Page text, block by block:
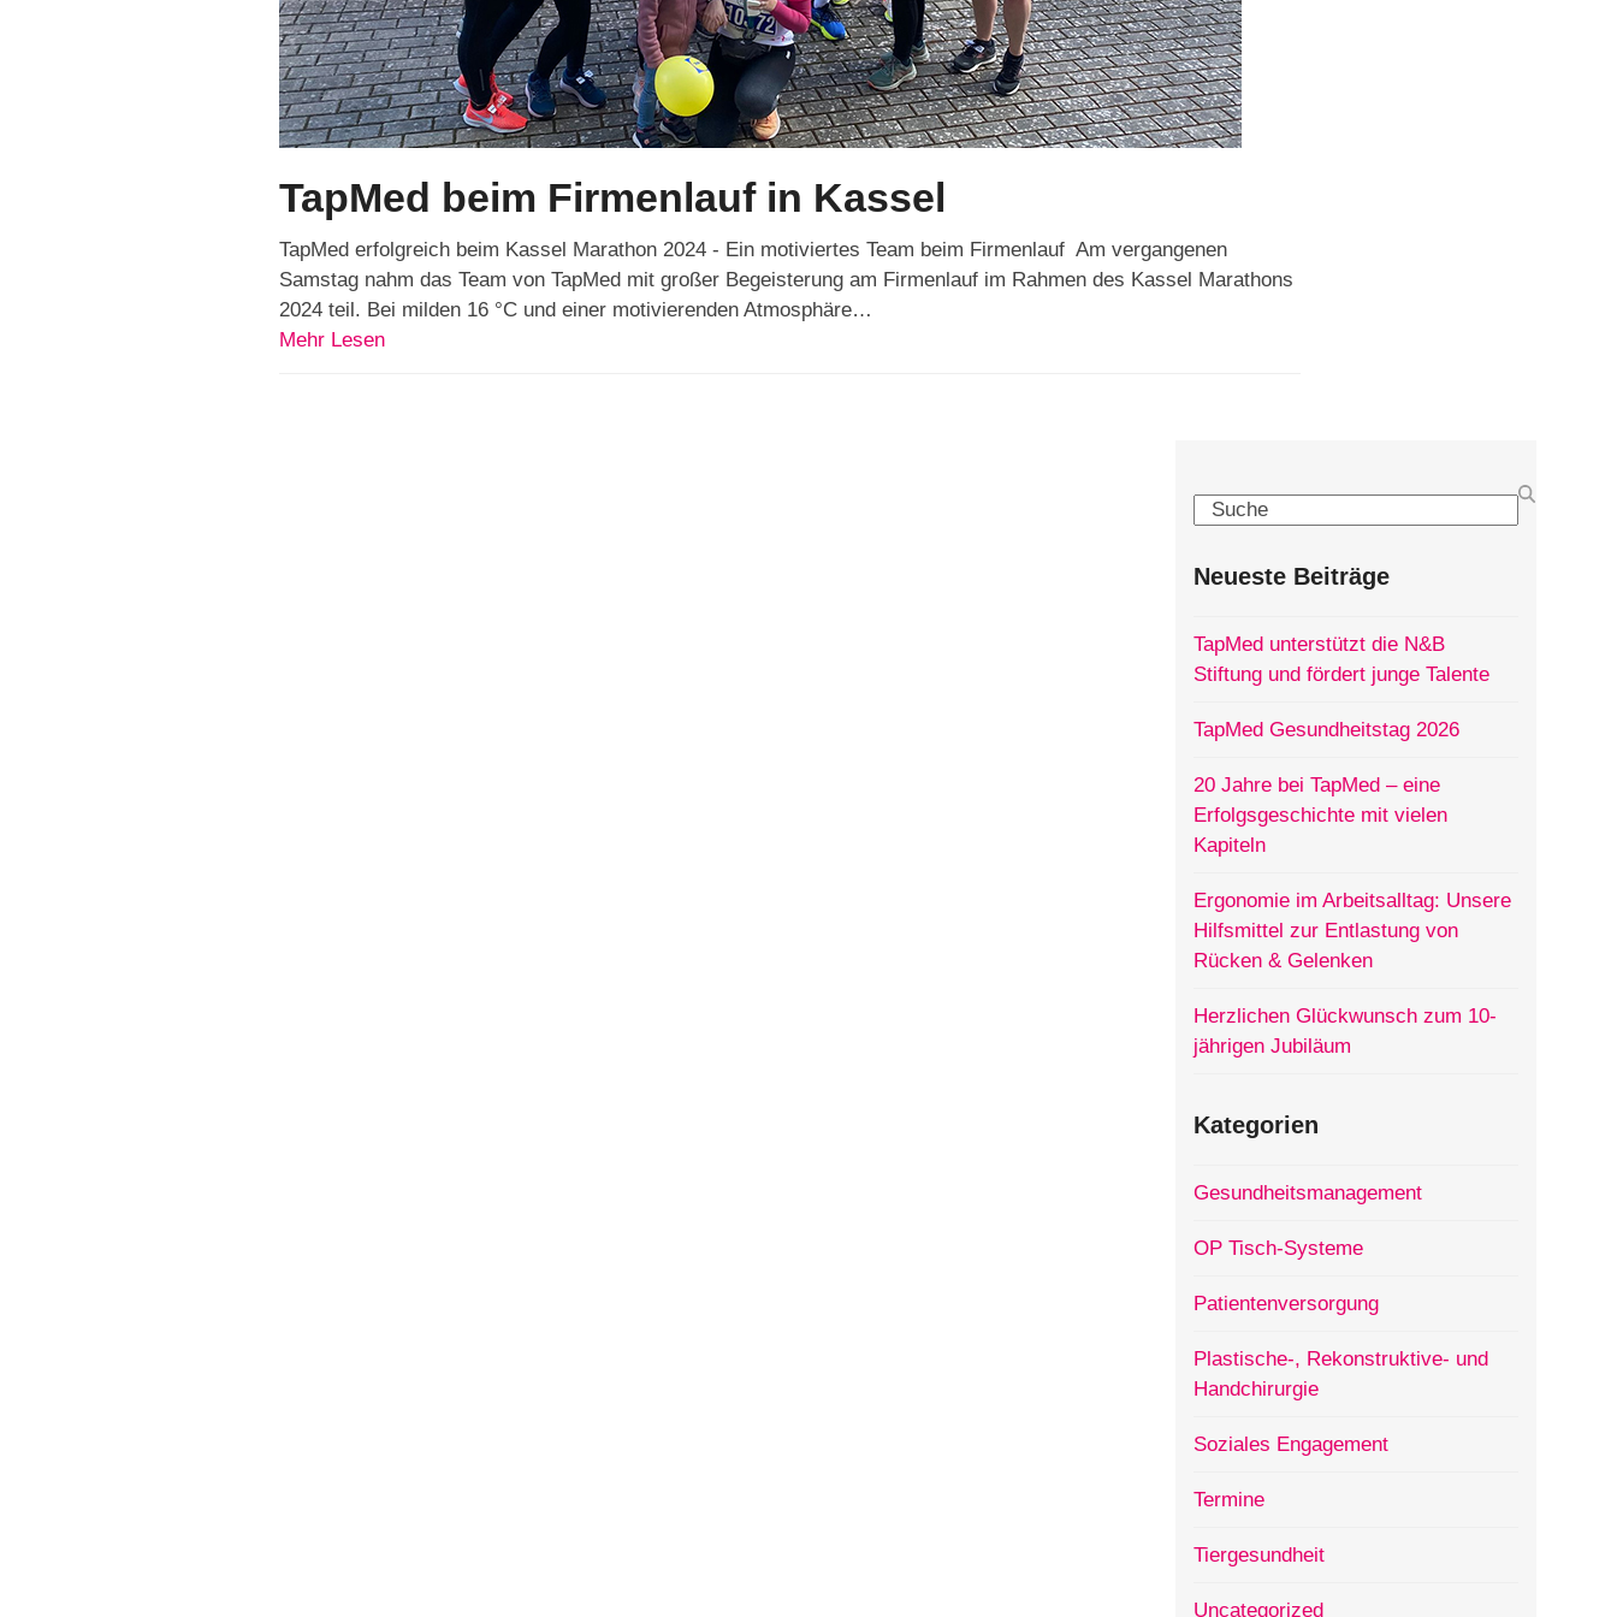
TapMed beim Firmenlauf in Kassel
TapMed erfolgreich beim Kassel Marathon 2024 - Ein motiviertes Team beim Firmenlauf Am vergangenen
Samstag nahm das Team von TapMed mit großer Begeisterung am Firmenlauf im Rahmen des Kassel Marathons
2024 teil. Bei milden 16 °C und einer motivierenden Atmosphäre…
Mehr Lesen
Search
Neueste Beiträge
TapMed unterstützt die N&B
Stiftung und fördert junge Talente
TapMed Gesundheitstag 2026
20 Jahre bei TapMed – eine
Erfolgsgeschichte mit vielen
Kapiteln
Ergonomie im Arbeitsalltag: Unsere
Hilfsmittel zur Entlastung von
Rücken & Gelenken
Herzlichen Glückwunsch zum 10-
jährigen Jubiläum
Kategorien
Gesundheitsmanagement
OP Tisch-Systeme
Patientenversorgung
Plastische-, Rekonstruktive- und
Handchirurgie
Soziales Engagement
Termine
Tiergesundheit
Uncategorized